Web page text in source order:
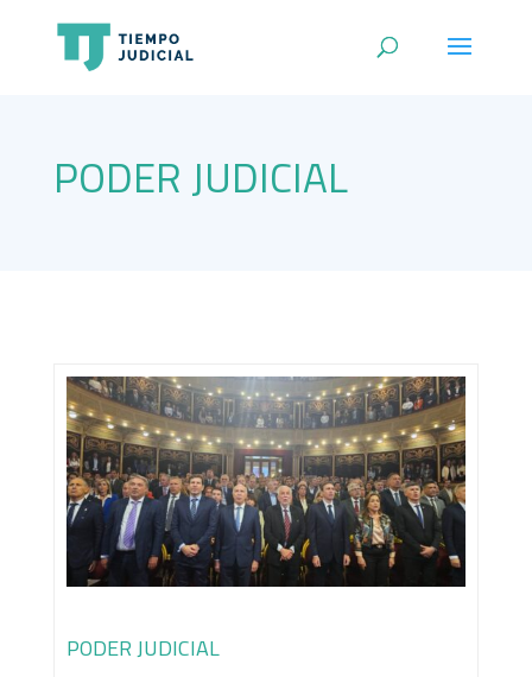
PODER JUDICIAL
PODER JUDICIAL